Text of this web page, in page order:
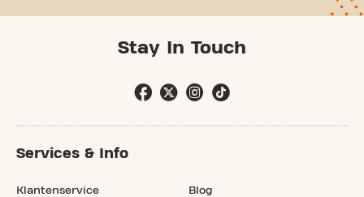
Stay In Touch
Services & Info
Klantenservice Blog